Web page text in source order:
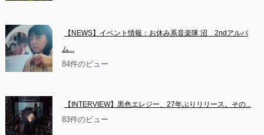
【NEWS】イベント情報：お休み系音楽隊 沼　2ndアルバ
ム...
84件のビュー
【INTERVIEW】黒色エレジー、27年ぶりリリース。その...
83件のビュー